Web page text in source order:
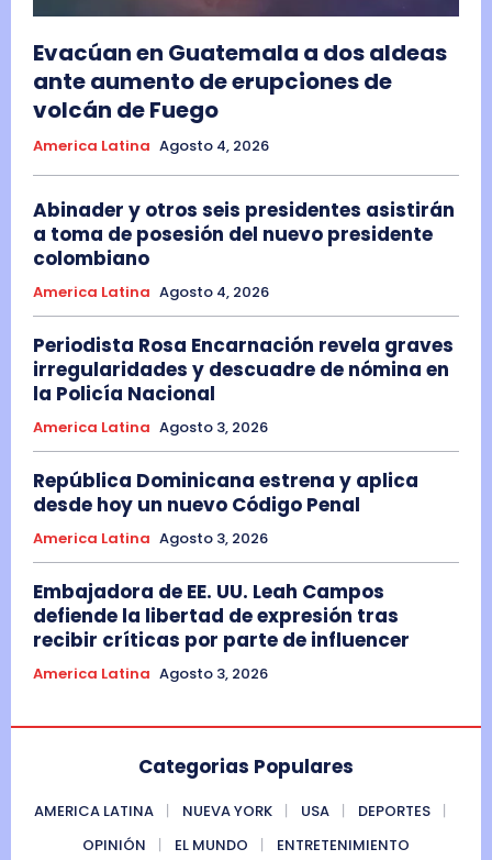
t
a
e
d
e
p
r
e
s
e
n
t
a
r
d
e
n
u
n
s
Evacúan en Guatemala a dos aldeas
ante aumento de erupciones de
volcán de Fuego
America Latina Agosto 4, 2026
Abinader y otros seis presidentes asistirán
a toma de posesión del nuevo presidente
colombiano
America Latina Agosto 4, 2026
Periodista Rosa Encarnación revela graves
irregularidades y descuadre de nómina en
la Policía Nacional
America Latina Agosto 3, 2026
República Dominicana estrena y aplica
desde hoy un nuevo Código Penal
America Latina Agosto 3, 2026
Embajadora de EE. UU. Leah Campos
defiende la libertad de expresión tras
recibir críticas por parte de influencer
America Latina Agosto 3, 2026
Categorias Populares
AMERICA LATINA NUEVA YORK USA
DEPORTES
OPINIÓN
EL MUNDO ENTRETENIMIENTO